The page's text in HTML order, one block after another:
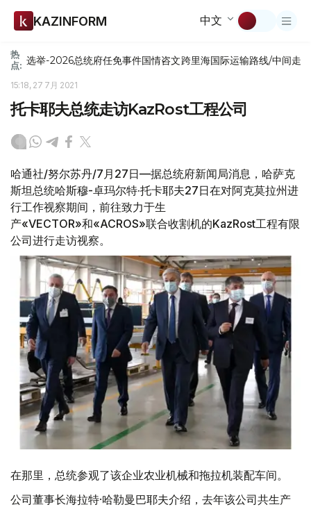
KAZINFORM 中文
热
点: 选举-2026总统府任免事件国情咨文跨里海国际运输路线/中间走廊
15:18, 27 7月 2021
托卡耶夫总统走访KazRost工程公司
哈通社/努尔苏丹/7月27日—据总统府新闻局消息，哈萨克
斯坦总统哈斯穆-卓玛尔特·托卡耶夫27日在对阿克莫拉州进
行工作视察期间，前往致力于生
产«VECTOR»和«ACROS»联合收割机的KazRost工程有限
公司进行走访视察。
在那里，总统参观了该企业农业机械和拖拉机装配车间。
公司董事长海拉特·哈勒曼巴耶夫介绍，去年该公司共生产